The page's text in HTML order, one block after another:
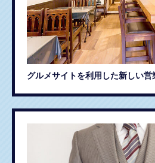
グルメサイトを利用した新しい営